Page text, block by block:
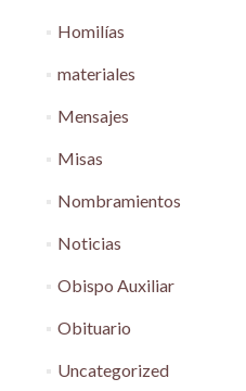
Homilías
materiales
Mensajes
Misas
Nombramientos
Noticias
Obispo Auxiliar
Obituario
Uncategorized